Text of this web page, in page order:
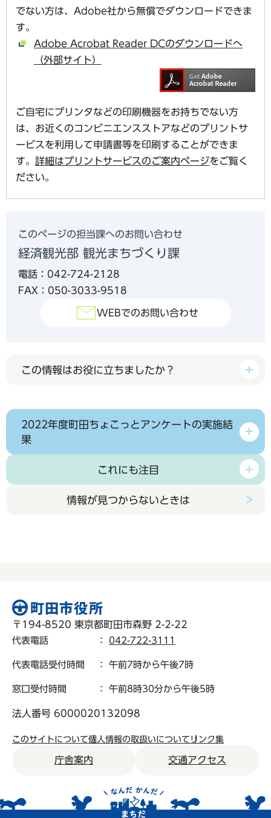
でない方は、Adobe社から無償でダウンロードできま
す。
Adobe Acrobat Reader DCのダウンロードへ
（外部サイト）
ご自宅にプリンタなどの印刷機器をお持ちでない方
は、お近くのコンビニエンスストアなどのプリントサ
ービスを利用して申請書等を印刷することができま
す。 詳細はプリントサービスのご案内ページをご覧く
ださい。
このページの担当課へのお問い合わせ
経済観光部 観光まちづくり課
電話：042-724-2128
FAX：050-3033-9518
WEBでのお問い合わせ
この情報はお役に立ちましたか？
2022年度町田ちょこっとアンケートの実施結
果
これにも注目
情報が見つからないときは
〒194-8520 東京都町田市森野 2-2-22
代表電話 ： 042-722-3111
代表電話受付時間 ： 午前7時から午後7時
窓口受付時間 ： 午前8時30分から午後5時
法人番号 6000020132098
このサイトについて個人情報の取扱いについて リンク集
庁舎案内 交通アクセス